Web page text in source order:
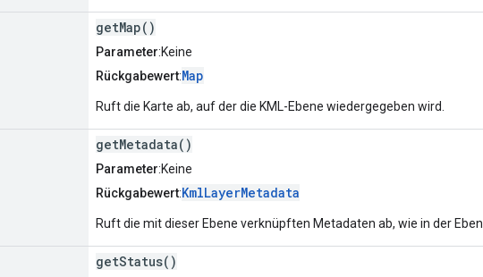
getMap()
Parameter:Keine
Rückgabewert:Map
Ruft die Karte ab, auf der die KML-Ebene wiedergegeben wird.
getMetadata()
Parameter:Keine
Rückgabewert:KmlLayerMetadata
Ruft die mit dieser Ebene verknüpften Metadaten ab, wie in der
getStatus()